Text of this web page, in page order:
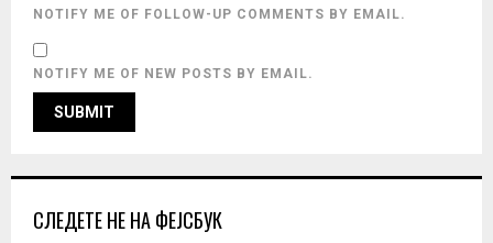
NOTIFY ME OF FOLLOW-UP COMMENTS BY EMAIL.
NOTIFY ME OF NEW POSTS BY EMAIL.
СЛЕДЕТЕ НЕ НА ФЕЈСБУК